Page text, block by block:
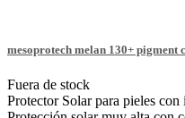
mesoprotech melan 130+ pigment
Fuera de stock
Protector Solar para pieles